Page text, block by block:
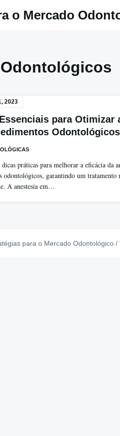
o Mercado
2023
para Otimizar
Odontológicos
práticas para melhorar a eficácia da
odontológicos, garantindo um tratamento
A anestesia em…
para o Mercado Odontológico /